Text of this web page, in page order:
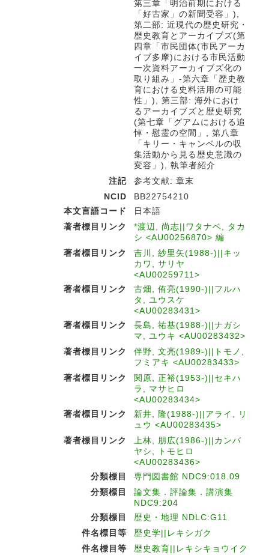
第三章「明治前期における
「好古家」の新聞受容」),
第二部: 近現代の歴史研究・
歴史教育とアーカイブズ(第
四章「市民団体(市民アーカ
イブ多摩)における市民活動
一次資料アーカイブズ化の
取り組み」-第六章「歴史教
育における史料活用の可能
性」), 第三部: 海外におけ
るアーカイブズと歴史研究
(第七章「グアムにおける追
悼・慰霊の空間」, 第八章
「キリー・キャンベルの収
集活動から見る歴史意識の
変容」), 執筆者紹介
注記
参考文献: 章末
NCID
BB22754210
本文言語コード
日本語
著者標目リンク
*渡辺, 尚志||ワタナベ, タカ
シ <AU00256870> 編
著者標目リンク
吉川, 紗里矢(1988-)||キッ
カワ, サリヤ
<AU00259711>
著者標目リンク
古畑, 侑亮(1990-)||フルハ
タ, ユウスケ
<AU00283431>
著者標目リンク
長島, 祐基(1988-)||ナガシ
マ, ユウキ <AU00283432>
著者標目リンク
伴野, 文亮(1989-)||トモノ,
フミアキ <AU00283433>
著者標目リンク
関原, 正裕(1953-)||セキハ
ラ, マサヒロ
<AU00283434>
著者標目リンク
新井, 隆(1988-)||アライ, リ
ュウ <AU00283435>
著者標目リンク
上林, 朋広(1986-)||カンバ
ヤシ, トモヒロ
<AU00283436>
分類標目
専門図書館 NDC9:018.09
分類標目
論文集．評論集．講演集
NDC9:204
分類標目
歴史・地理 NDLC:G11
件名標目等
歴史学||レキシガク
件名標目等
歴史教育||レキシキョウイク